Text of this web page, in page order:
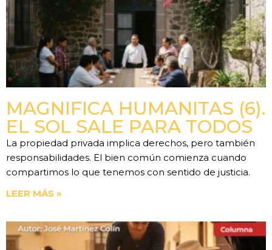
MAGNIFICA HUMANITAS (6).
EL SOL SALE PARA TODOS
La propiedad privada implica derechos, pero también
responsabilidades. El bien común comienza cuando
compartimos lo que tenemos con sentido de justicia.
LEER MÁS »